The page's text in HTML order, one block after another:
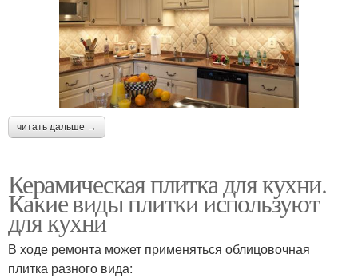
читать дальше →
Керамическая плитка для кухни.
Какие виды плитки используют
для кухни
В ходе ремонта может применяться облицовочная
плитка разного вида: